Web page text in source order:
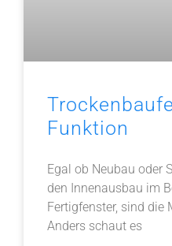
Funktion
Egal ob Neubau oder
den Innenausbau im
Fertigfenster, sind
Anders schaut es